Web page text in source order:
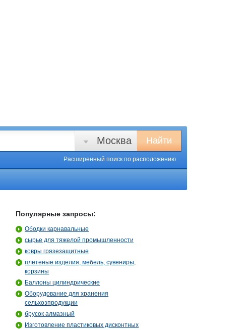
Найти
Москва
Расширенный поиск по расположению
Популярные запросы:
Ободки карнавальные
сырье для тяжелой промышленности
ковры грязезащитные
плетеные изделия, мебель, сувениры,
корзины
Баллоны цилиндрические
Оборудование для хранения
сельхозпродукции
брусок алмазный
Изготовление пластиковых дисконтных